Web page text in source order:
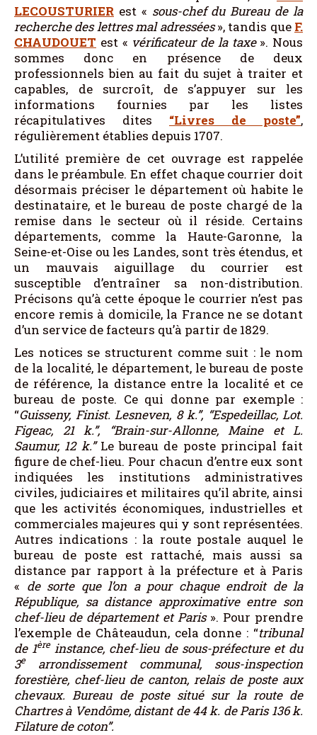
LECOUSTURIER est « sous-chef du Bureau de la
recherche des lettres mal adressées», tandis que F.
CHAUDOUET est « vérificateur de la taxe». Nous
sommes donc en présence de deux
professionnels bien au fait du sujet à traiter et
capables, de surcroît, de s’appuyer sur les
informations fournies par les listes
récapitulatives dites “Livres de poste”,
régulièrement établies depuis 1707.
L’utilité première de cet ouvrage est rappelée
dans le préambule. En effet chaque courrier doit
désormais préciser le département où habite le
destinataire, et le bureau de poste chargé de la
remise dans le secteur où il réside. Certains
départements, comme la Haute-Garonne, la
Seine-et-Oise ou les Landes, sont très étendus, et
un mauvais aiguillage du courrier est
susceptible d’entraîner sa non-distribution.
Précisons qu’à cette époque le courrier n’est pas
encore remis à domicile, la France ne se dotant
d’un service de facteurs qu’à partir de 1829.
Les notices se structurent comme suit : le nom
de la localité, le département, le bureau de poste
de référence, la distance entre la localité et ce
bureau de poste. Ce qui donne par exemple :
“Guisseny, Finist. Lesneven, 8 k.”, “Espedeillac, Lot.
Figeac, 21 k.”, “Brain-sur-Allonne, Maine et L.
Saumur, 12 k.” Le bureau de poste principal fait
figure de chef-lieu. Pour chacun d’entre eux sont
indiquées les institutions administratives
civiles, judiciaires et militaires qu’il abrite, ainsi
que les activités économiques, industrielles et
commerciales majeures qui y sont représentées.
Autres indications : la route postale auquel le
bureau de poste est rattaché, mais aussi sa
distance par rapport à la préfecture et à Paris
« de sorte que l’on a pour chaque endroit de la
République, sa distance approximative entre son
chef-lieu de département et Paris ». Pour prendre
l’exemple de Châteaudun, cela donne : “tribunal
de 1èreinstance, chef-lieu de sous-préfecture et du
3earrondissement communal, sous-inspection
forestière, chef-lieu de canton, relais de poste aux
chevaux. Bureau de poste situé sur la route de
Chartres à Vendôme, distant de 44 k. de Paris 136 k.
Filature de coton”.